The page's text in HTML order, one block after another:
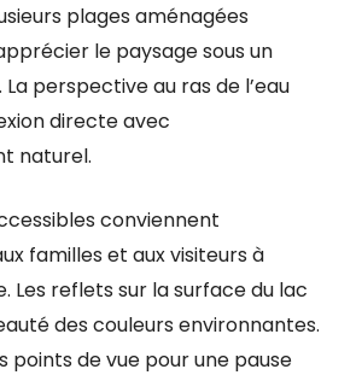
plages aménagées
le paysage sous un
perspective au ras de l’eau
directe avec
naturel.
conviennent
familles et aux visiteurs à
Les reflets sur la surface du lac
des couleurs environnantes.
points de vue pour une pause